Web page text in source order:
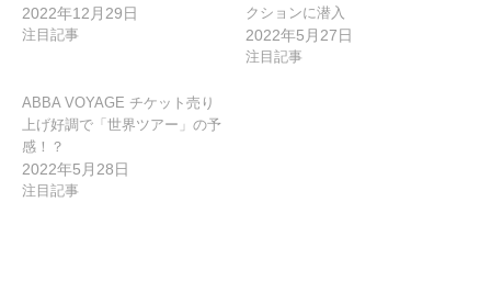
2022年12月29日
注目記事
クションに潜入
2022年5月27日
注目記事
ABBA VOYAGE チケット売り
上げ好調で「世界ツアー」の予
感！？
2022年5月28日
注目記事